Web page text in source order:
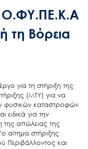
Ο.ΦΥ.ΠΕ.Κ.Α
τη Βόρεια
για τη στήριξη της
(MTY) για να
φυσικών καταστροφών
ειδικά για την
της απώλειας της
αίτημα στήριξης
Περιβάλλοντος και